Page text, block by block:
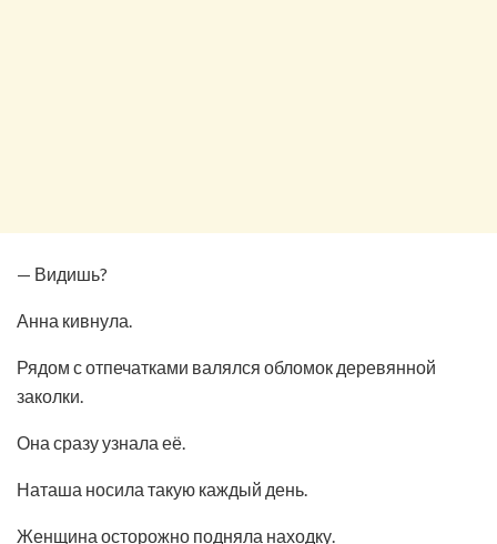
— Видишь?
Анна кивнула.
Рядом с отпечатками валялся обломок деревянной
заколки.
Она сразу узнала её.
Наташа носила такую каждый день.
Женщина осторожно подняла находку.